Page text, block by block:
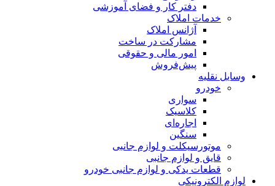
دفتر کار و فضای آموزشی
خدمات املاک
آژانس املاک
مشارکت در ساخت
امور مالی و حقوقی
پیش‌فروش
وسایل نقلیه
خودرو
سواری
کلاسیک
اجاره‌ای
سنگین
موتورسیکلت و لوازم جانبی
قایق و لوازم جانبی
قطعات یدکی و لوازم جانبی خودرو
لوازم الکترونیکی